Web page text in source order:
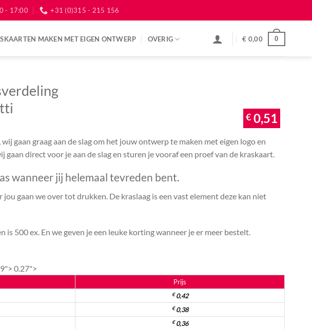
- 17:00 +31 (0)315 - 215 156
MAKEN MET EIGEN ONTWERP OVERIG € 0,00 0
€0,51
gaan graag aan de slag om het jouw ontwerp te maken met eigen logo en
direct voor je aan de slag en sturen je vooraf een proef van de kraskaart.
wanneer jij helemaal tevreden bent.
jou gaan we over tot drukken. De kraslaag is een vast element deze kan niet
500 ex. En we geven je een leuke korting wanneer je er meer bestelt.
0.27">
Prijs
€0,42
€0,38
€0,36